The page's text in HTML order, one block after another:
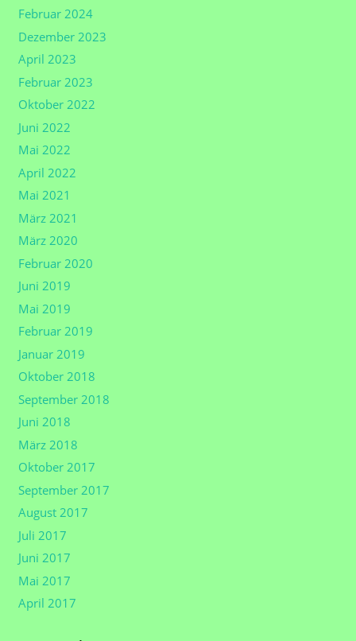
Februar 2024
Dezember 2023
April 2023
Februar 2023
Oktober 2022
Juni 2022
Mai 2022
April 2022
Mai 2021
März 2021
März 2020
Februar 2020
Juni 2019
Mai 2019
Februar 2019
Januar 2019
Oktober 2018
September 2018
Juni 2018
März 2018
Oktober 2017
September 2017
August 2017
Juli 2017
Juni 2017
Mai 2017
April 2017